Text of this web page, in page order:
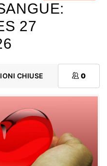
27
CHIUSE 0